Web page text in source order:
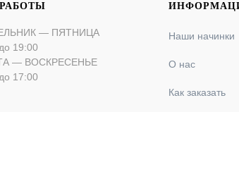
— ПЯТНИЦА
19:00
— ВОСКРЕСЕНЬЕ
17:00
Наши начинки
О нас
Как заказать